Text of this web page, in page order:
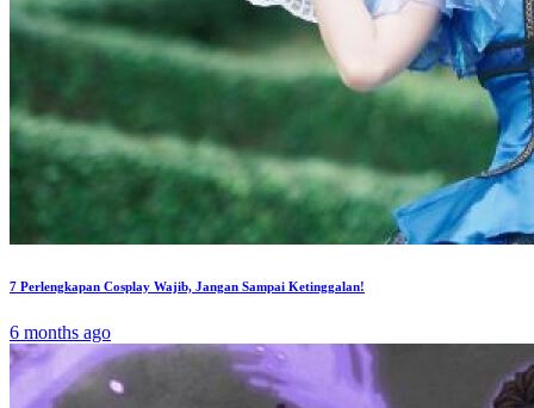
7 Perlengkapan Cosplay Wajib, Jangan Sampai Ketinggalan!
6 months ago